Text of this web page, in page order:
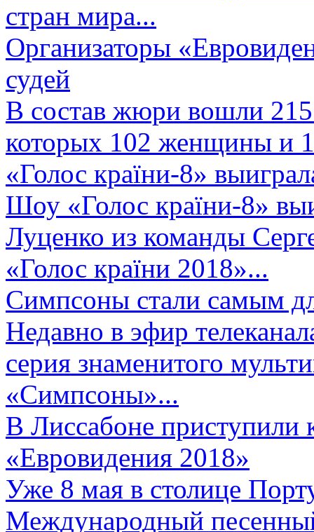
стран мира...
Организаторы
судей
В состав жюри вошли 215
которых 102 женщины и
«Голос країни-8»
Шоу «Голос країни-8»
Луценко из команды
«Голос країни 2018»...
Симпсоны стали самым
Недавно в эфир
серия знаменитого
«Симпсоны»...
В Лиссабоне приступили
«Евровидения 2018»
Уже 8 мая в столице
Международный